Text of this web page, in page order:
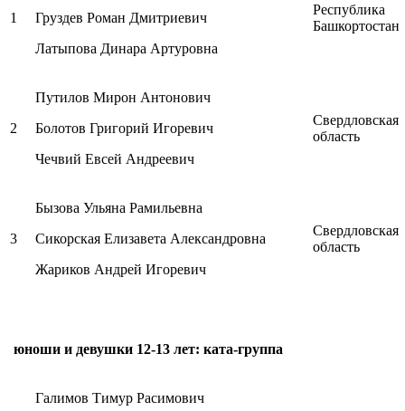
1
Груздев Роман Дмитриевич
Латыпова Динара Артуровна
Республика
Башкортостан
2
Путилов Мирон Антонович
Болотов Григорий Игоревич
Чечвий Евсей Андреевич
Свердловская
область
3
Бызова Ульяна Рамильевна
Сикорская Елизавета Александровна
Жариков Андрей Игоревич
Свердловская
область
юноши и девушки 12-13 лет: ката-группа
Галимов Тимур Расимович